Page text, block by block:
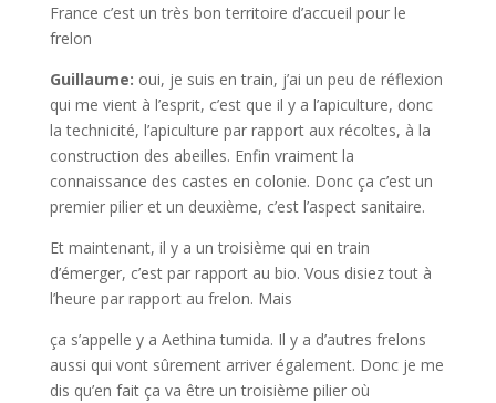
France c’est un très bon territoire d’accueil pour le
frelon
Guillaume: oui, je suis en train, j’ai un peu de réflexion
qui me vient à l’esprit, c’est que il y a l’apiculture, donc
la technicité, l’apiculture par rapport aux récoltes, à la
construction des abeilles. Enfin vraiment la
connaissance des castes en colonie. Donc ça c’est un
premier pilier et un deuxième, c’est l’aspect sanitaire.
Et maintenant, il y a un troisième qui en train
d’émerger, c’est par rapport au bio. Vous disiez tout à
l’heure par rapport au frelon. Mais
ça s’appelle y a Aethina tumida. Il y a d’autres frelons
aussi qui vont sûrement arriver également. Donc je me
dis qu’en fait ça va être un troisième pilier où